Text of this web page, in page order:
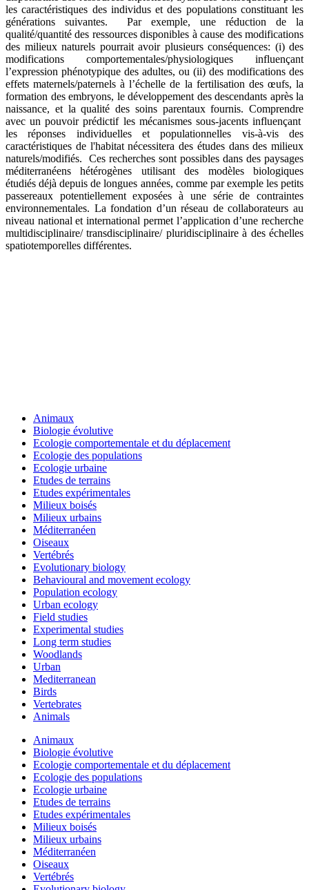
les caractéristiques des individus et des populations constituant les
générations suivantes. Par exemple, une réduction de la
qualité/quantité des ressources disponibles à cause des modifications
des milieux naturels pourrait avoir plusieurs conséquences: (i) des
modifications comportementales/physiologiques influençant
l’expression phénotypique des adultes, ou (ii) des modifications des
effets maternels/paternels à l’échelle de la fertilisation des œufs, la
formation des embryons, le développement des descendants après la
naissance, et la qualité des soins parentaux fournis. Comprendre
avec un pouvoir prédictif les mécanismes sous-jacents influençant
les réponses individuelles et populationnelles vis-à-vis des
caractéristiques de l'habitat nécessitera des études dans des milieux
naturels/modifiés. Ces recherches sont possibles dans des paysages
méditerranéens hétérogènes utilisant des modèles biologiques
étudiés déjà depuis de longues années, comme par exemple les petits
passereaux potentiellement exposées à une série de contraintes
environnementales. La fondation d’un réseau de collaborateurs au
niveau national et international permet l’application d’une recherche
multidisciplinaire/ transdisciplinaire/ pluridisciplinaire à des échelles
spatiotemporelles différentes.
Animaux
Biologie évolutive
Ecologie comportementale et du déplacement
Ecologie des populations
Ecologie urbaine
Etudes de terrains
Etudes expérimentales
Milieux boisés
Milieux urbains
Méditerranéen
Oiseaux
Vertébrés
Evolutionary biology
Behavioural and movement ecology
Population ecology
Urban ecology
Field studies
Experimental studies
Long term studies
Woodlands
Urban
Mediterranean
Birds
Vertebrates
Animals
Animaux
Biologie évolutive
Ecologie comportementale et du déplacement
Ecologie des populations
Ecologie urbaine
Etudes de terrains
Etudes expérimentales
Milieux boisés
Milieux urbains
Méditerranéen
Oiseaux
Vertébrés